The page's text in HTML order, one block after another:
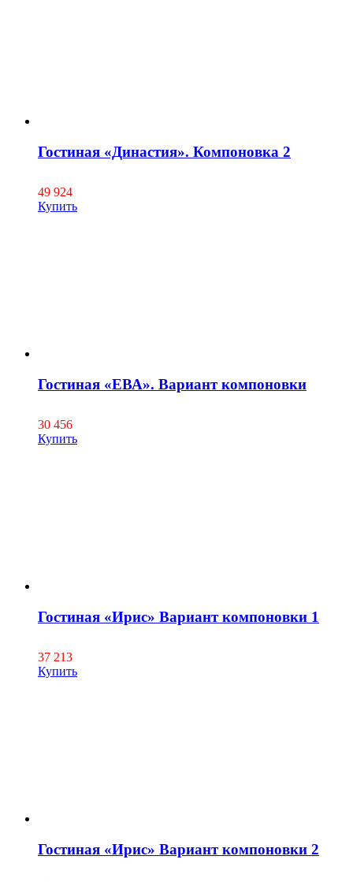
Гостиная «Династия». Компоновка 2
49 924
Купить
Гостиная «ЕВА». Вариант компоновки
30 456
Купить
Гостиная «Ирис» Вариант компоновки 1
37 213
Купить
Гостиная «Ирис» Вариант компоновки 2